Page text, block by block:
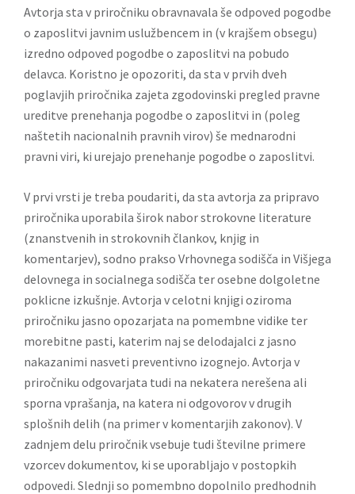
Avtorja sta v priročniku obravnavala še odpoved pogodbe
o zaposlitvi javnim uslužbencem in (v krajšem obsegu)
izredno odpoved pogodbe o zaposlitvi na pobudo
delavca. Koristno je opozoriti, da sta v prvih dveh
poglavjih priročnika zajeta zgodovinski pregled pravne
ureditve prenehanja pogodbe o zaposlitvi in (poleg
naštetih nacionalnih pravnih virov) še mednarodni
pravni viri, ki urejajo prenehanje pogodbe o zaposlitvi.
V prvi vrsti je treba poudariti, da sta avtorja za pripravo
priročnika uporabila širok nabor strokovne literature
(znanstvenih in strokovnih člankov, knjig in
komentarjev), sodno prakso Vrhovnega sodišča in Višjega
delovnega in socialnega sodišča ter osebne dolgoletne
poklicne izkušnje. Avtorja v celotni knjigi oziroma
priročniku jasno opozarjata na pomembne vidike ter
morebitne pasti, katerim naj se delodajalci z jasno
nakazanimi nasveti preventivno izognejo. Avtorja v
priročniku odgovarjata tudi na nekatera nerešena ali
sporna vprašanja, na katera ni odgovorov v drugih
splošnih delih (na primer v komentarjih zakonov). V
zadnjem delu priročnik vsebuje tudi številne primere
vzorcev dokumentov, ki se uporabljajo v postopkih
odpovedi. Slednji so pomembno dopolnilo predhodnih